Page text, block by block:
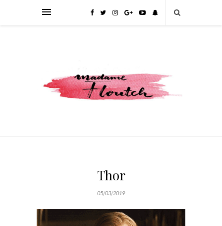
Thor
05/03/2019